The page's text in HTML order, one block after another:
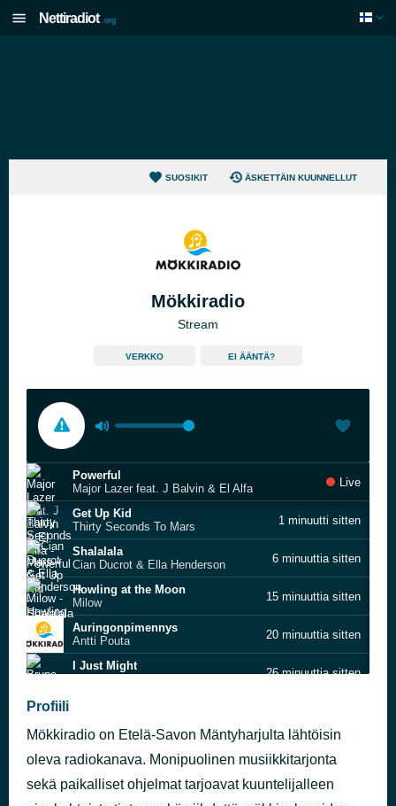
Nettiradiot .org
SUOSIKIT ÄSKETTÄIN KUUNNELLUT
Mökkiradio
Stream
VERKKO EI ÄÄNTÄ?
Powerful
Major Lazer feat. J Balvin & El Alfa
Live
Get Up Kid
Thirty Seconds To Mars
1 minuutti sitten
Shalalala
Cian Ducrot & Ella Henderson
6 minuuttia sitten
Howling at the Moon
Milow
15 minuuttia sitten
Auringonpimennys
Antti Pouta
20 minuuttia sitten
I Just Might
26 minuuttia sitten
Sing It With Me
JP Cooper
Vodka Cranberry
Conan Gray
40 minuuttia sitten
Profiili
Mökkiradio on Etelä-Savon Mäntyharjulta lähtöisin
oleva radiokanava. Monipuolinen musiikkitarjonta
sekä paikalliset ohjelmat tarjoavat kuuntelijalleen